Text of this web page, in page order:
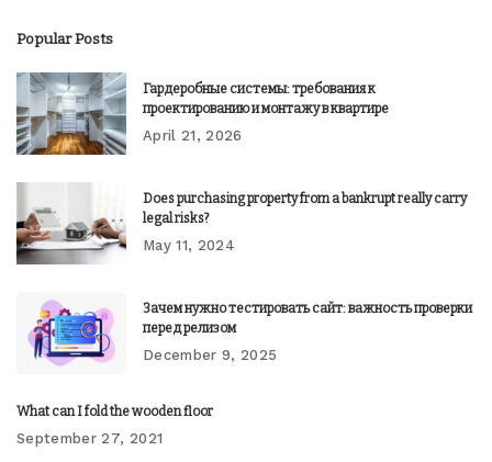
Popular Posts
Гардеробные системы: требования к
проектированию и монтажу в квартире
April 21, 2026
Does purchasing property from a bankrupt really carry
legal risks?
May 11, 2024
Зачем нужно тестировать сайт: важность проверки
перед релизом
December 9, 2025
What can I fold the wooden floor
September 27, 2021